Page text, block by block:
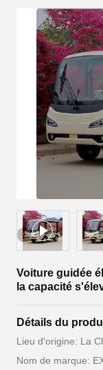
Voiture guidée
la capacité
Détails du
Lieu d'origine: La
Nom de marque: